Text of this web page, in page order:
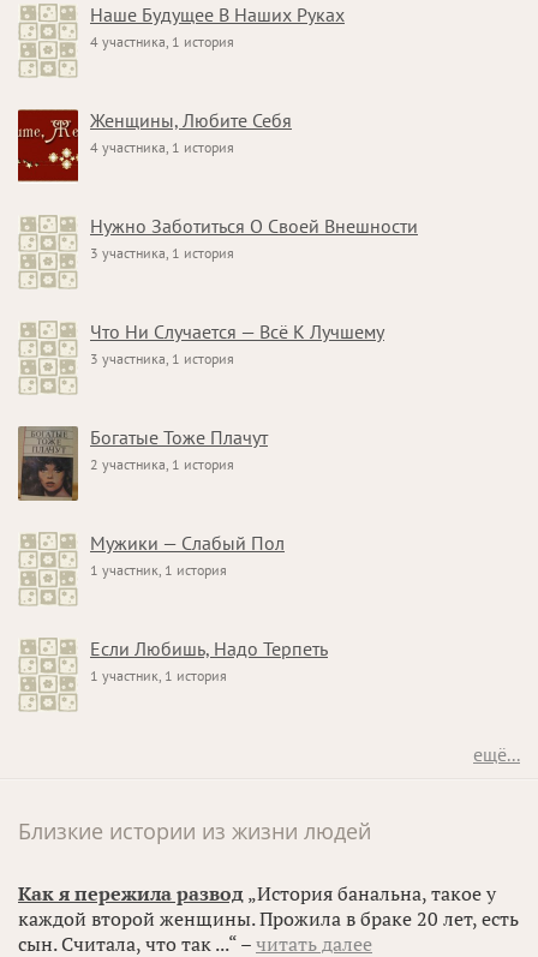
Наше Будущее В Наших Руках
4 участника, 1 история
Женщины, Любите Себя
4 участника, 1 история
Нужно Заботиться О Своей Внешности
3 участника, 1 история
Что Ни Случается — Всё К Лучшему
3 участника, 1 история
Богатые Тоже Плачут
2 участника, 1 история
Мужики — Слабый Пол
1 участник, 1 история
Если Любишь, Надо Терпеть
1 участник, 1 история
ещё...
Близкие истории из жизни людей
Как я пережила развод „История банальна, такое у
каждой второй женщины. Прожила в браке 20 лет, есть
сын. Считала, что так ...“ – читать далее